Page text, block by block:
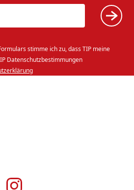
stimme ich zu, dass TIP meine
Datenschutzbestimmungen